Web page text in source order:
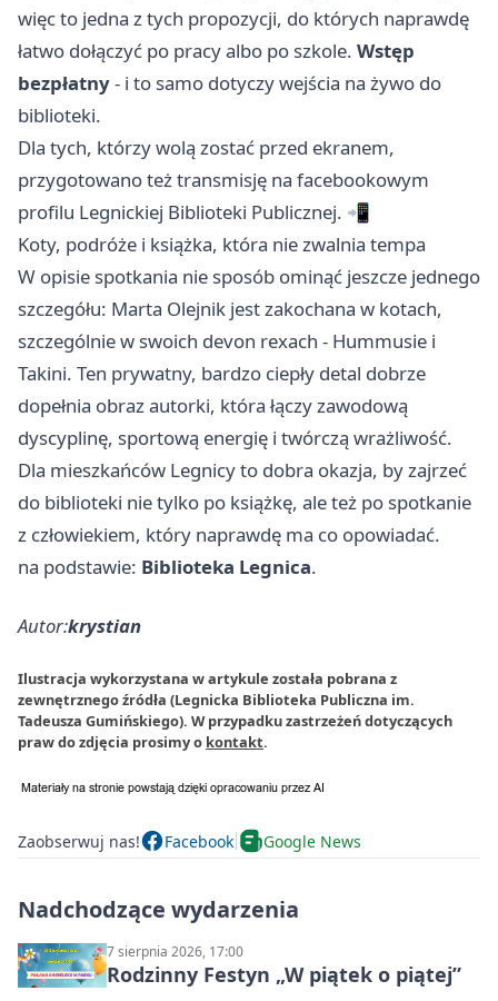
więc to jedna z tych propozycji, do których naprawdę
łatwo dołączyć po pracy albo po szkole. Wstęp
bezpłatny- i to samo dotyczy wejścia na żywo do
biblioteki.
Dla tych, którzy wolą zostać przed ekranem,
przygotowano też transmisję na facebookowym
profilu Legnickiej Biblioteki Publicznej. 📲
Koty, podróże i książka, która nie zwalnia tempa
W opisie spotkania nie sposób ominąć jeszcze jednego
szczegółu: Marta Olejnik jest zakochana w kotach,
szczególnie w swoich devon rexach - Hummusie i
Takini. Ten prywatny, bardzo ciepły detal dobrze
dopełnia obraz autorki, która łączy zawodową
dyscyplinę, sportową energię i twórczą wrażliwość.
Dla mieszkańców Legnicy to dobra okazja, by zajrzeć
do biblioteki nie tylko po książkę, ale też po spotkanie
z człowiekiem, który naprawdę ma co opowiadać.
na podstawie: Biblioteka Legnica.
Autor:krystian
Ilustracja wykorzystana w artykule została pobrana z
zewnętrznego źródła (Legnicka Biblioteka Publiczna im.
Tadeusza Gumińskiego). W przypadku zastrzeżeń dotyczących
praw do zdjęcia prosimy o kontakt.
Zaobserwuj nas! Facebook Google News
Nadchodzące wydarzenia
7 sierpnia 2026, 17:00
Rodzinny Festyn „W piątek o piątej”